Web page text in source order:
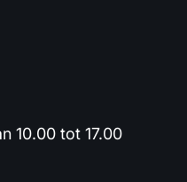
10.00 tot 17.00